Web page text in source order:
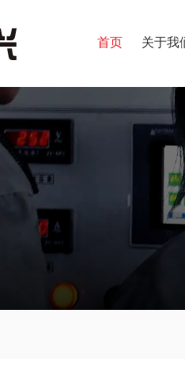
首页 关于我